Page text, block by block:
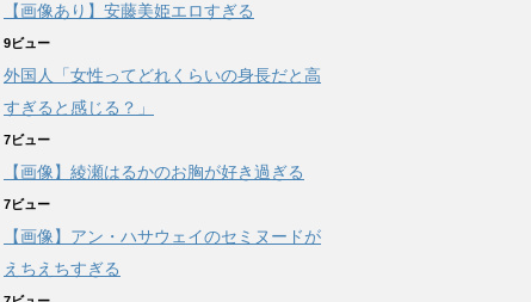
【画像あり】安藤美姫エロすぎる
9ビュー
外国人「女性ってどれくらいの身長だと高
すぎると感じる？」
7ビュー
【画像】綾瀬はるかのお胸が好き過ぎる
7ビュー
【画像】アン・ハサウェイのセミヌードが
えちえちすぎる